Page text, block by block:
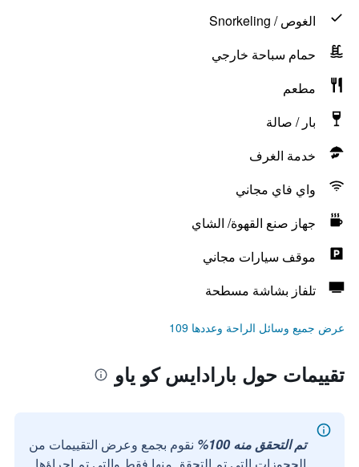
الغوص / Snorkeling
حمام سباحة خارجي
مطعم
بار / صالة
خدمة الغرف
واي فاي مجاني
جهاز صنع القهوة/ الشاي
موقف سيارات مجاني
تلفاز بشاشة مسطحة
عرض جميع وسائل الراحة وعددها 109
تقييمات حول بارادايس كو ياو
تم التحقق منه 100%
نقوم بجمع وعرض التقييمات من